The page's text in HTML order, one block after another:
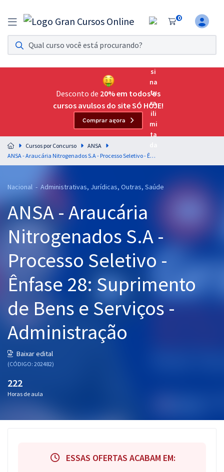
0
Assinatura Ilimitada 11
Acesso a todos os cursos. Teste grátis por 7 dias!
Assinatura OAB Até Passar
Acesso ilimitado a toda preparação para o Exame da
Residências Multiprofissionais
Preparação completa e intensiva para as principais
residências em saúde do Brasil
Cursos 20% OFF
Pós
Graduação
OAB
Mentorias
Questões grátis
Blog
Aprovados
Desconto de 20% em todos os
cursos avulsos do site SÓ HOJE!
Comprar agora
Cursos por Concurso
ANSA
ANSA - Araucária Nitrogenados S.A - Processo Seletivo - Ênfase 28: Suprimento de Bens e Serviços - Administração
Nacional - Administrativas, Jurídicas, Outras, Saúde
ANSA - Araucária
Nitrogenados S.A -
Processo Seletivo -
Ênfase 28: Suprimento
de Bens e Serviços -
Administração
Baixar edital
(CÓDIGO: 202482)
222
Horas de aula
ESSAS OFERTAS ACABAM EM: